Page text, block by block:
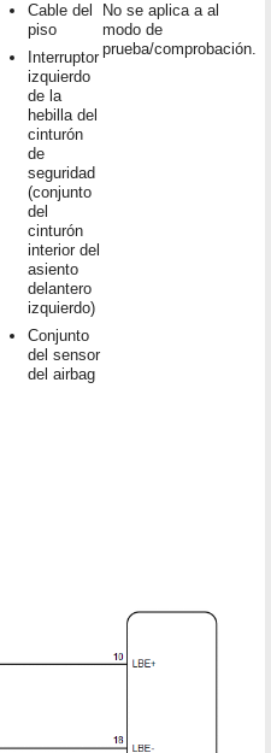
Cable del
piso
Interruptor
izquierdo
de la
hebilla del
cinturón
de
seguridad
(conjunto
del
cinturón
interior del
asiento
delantero
izquierdo)
Conjunto
del sensor
del airbag
No se aplica a al
modo de
prueba/comprobación.